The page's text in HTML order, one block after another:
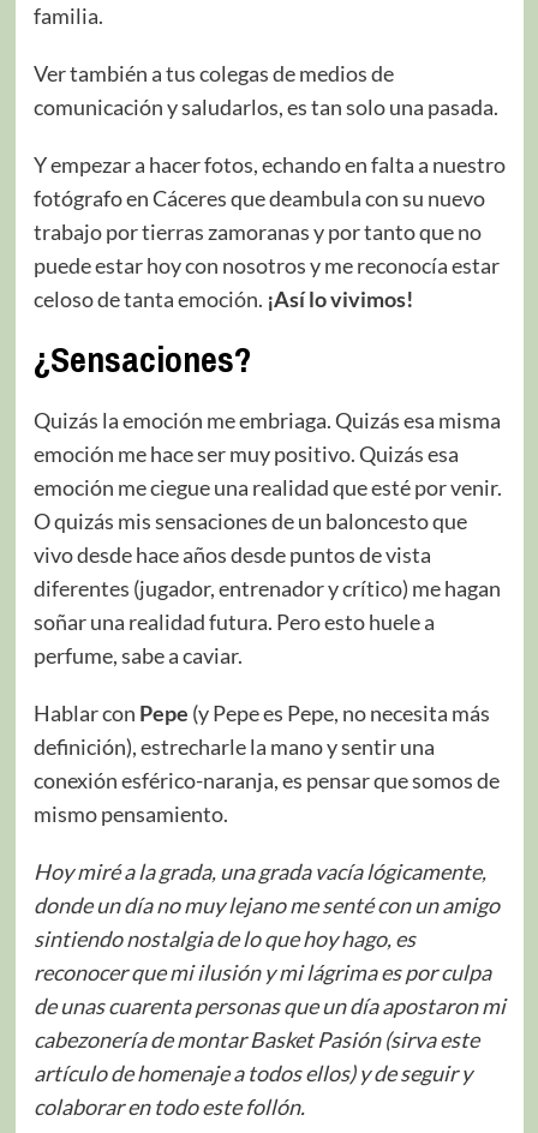
familia.
Ver también a tus colegas de medios de
comunicación y saludarlos, es tan solo una pasada.
Y empezar a hacer fotos, echando en falta a nuestro
fotógrafo en Cáceres que deambula con su nuevo
trabajo por tierras zamoranas y por tanto que no
puede estar hoy con nosotros y me reconocía estar
celoso de tanta emoción. ¡Así lo vivimos!
¿Sensaciones?
Quizás la emoción me embriaga. Quizás esa misma
emoción me hace ser muy positivo. Quizás esa
emoción me ciegue una realidad que esté por venir.
O quizás mis sensaciones de un baloncesto que
vivo desde hace años desde puntos de vista
diferentes (jugador, entrenador y crítico) me hagan
soñar una realidad futura. Pero esto huele a
perfume, sabe a caviar.
Hablar con Pepe (y Pepe es Pepe, no necesita más
definición), estrecharle la mano y sentir una
conexión esférico-naranja, es pensar que somos de
mismo pensamiento.
Hoy miré a la grada, una grada vacía lógicamente,
donde un día no muy lejano me senté con un amigo
sintiendo nostalgia de lo que hoy hago, es
reconocer que mi ilusión y mi lágrima es por culpa
de unas cuarenta personas que un día apostaron mi
cabezonería de montar Basket Pasión (sirva este
artículo de homenaje a todos ellos) y de seguir y
colaborar en todo este follón.